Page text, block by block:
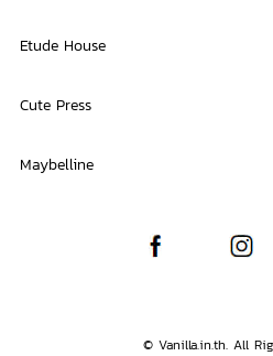
Etude House
Cute Press
Maybelline
© Vanilla.in.th. All